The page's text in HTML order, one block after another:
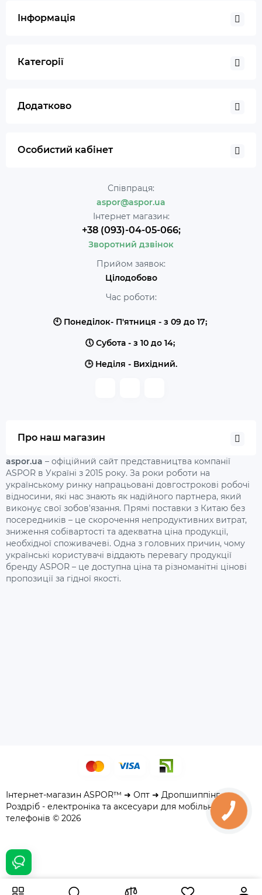
Інформація
Категорії
Додатково
Особистий кабінет
Співпраця:
aspor@aspor.ua
Інтернет магазин:
+38 (093)-04-05-066;
Зворотний дзвінок
Прийом заявок:
Цілодобово
Час роботи:
🕙 Понеділок- П'ятниця - з 09 до 17;
🕔 Субота - з 10 до 14;
🕒 Неділя - Вихідний.
Про наш магазин
aspor.ua – офіційний сайт представництва компанії
ASPOR в Україні з 2015 року. За роки роботи на
українському ринку напрацьовані довгострокові робочі
відносини, які нас знають як надійного партнера, який
виконує свої зобов'язання. Прямі поставки з Китаю без
посередників – це скорочення непродуктивних витрат,
зниження собівартості та адекватна ціна продукції,
необхідної споживачеві. Одна з головних причин, чому
українські користувачі віддають перевагу продукції
бренду ASPOR – це доступна ціна та різноманітні цінові
пропозиції за гідної якості.
Інтернет-магазин ASPOR™ ➜ Опт ➜ Дропшиппінг ➜
Роздріб - електроніка та аксесуари для мобільних
телефонів © 2026